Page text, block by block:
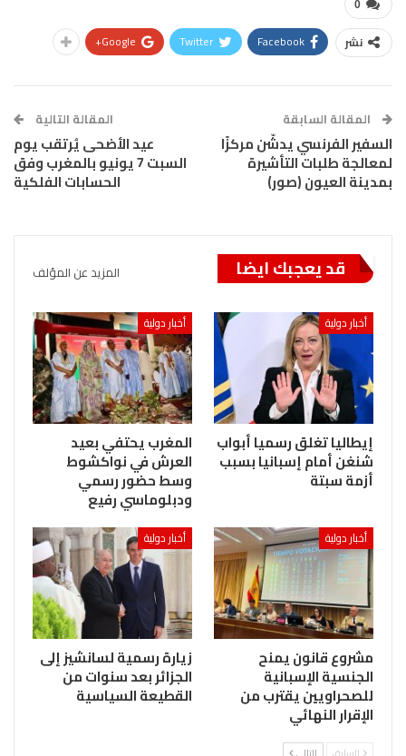
0
نشر Facebook
Twitter
Google+
المقالة السابقة
السفير الفرنسي يدشّن مركزًا
لمعالجة طلبات التأشيرة
بمدينة العيون (صور)
المقالة التالية
عيد الأضحى يُرتقب يوم
السبت 7 يونيو بالمغرب وفق
الحسابات الفلكية
قد يعجبك ايضا المزيد عن المؤلف
أخبار دولية
إيطاليا تغلق رسميا أبواب
شنغن أمام إسبانيا بسبب
أزمة سبتة
أخبار دولية
المغرب يحتفي بعيد
العرش في نواكشوط
وسط حضور رسمي
ودبلوماسي رفيع
أخبار دولية
مشروع قانون يمنح
الجنسية الإسبانية
للصحراويين يقترب من
الإقرار النهائي
أخبار دولية
زيارة رسمية لسانشيز إلى
الجزائر بعد سنوات من
القطيعة السياسية